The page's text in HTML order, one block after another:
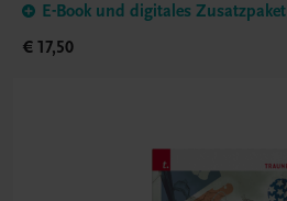
E-Book und digitales Zusatzpaket
€ 17,50